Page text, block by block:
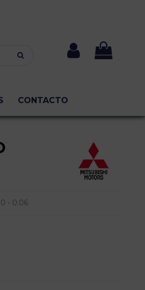
CONTACTO
- 0.06